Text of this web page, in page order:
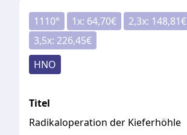
1110° 1x: 64,70€ 2,3x: 148,81€
3,5x: 226,45€
HNO
Titel
Radikaloperation der Kieferhöhle